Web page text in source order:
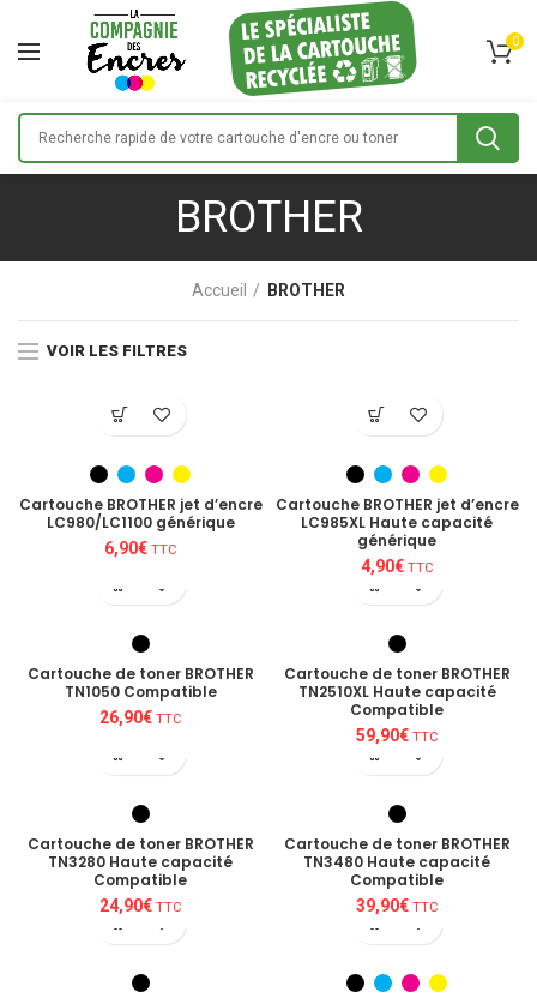
0
BROTHER
Accueil BROTHER
VOIR LES FILTRES
Cartouche BROTHER jet d’encre
LC980/LC1100 générique
6,90€ TTC
Cartouche BROTHER jet d’encre
LC985XL Haute capacité
générique
4,90€ TTC
Cartouche de toner BROTHER
TN1050 Compatible
26,90€ TTC
Cartouche de toner BROTHER
TN2510XL Haute capacité
Compatible
59,90€ TTC
Cartouche de toner BROTHER
TN3280 Haute capacité
Compatible
24,90€ TTC
Cartouche de toner BROTHER
TN3480 Haute capacité
Compatible
39,90€ TTC